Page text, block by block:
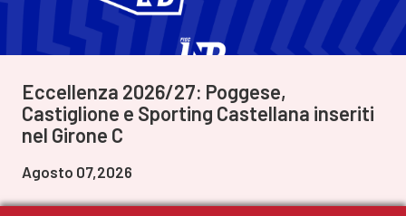
Eccellenza 2026/27: Poggese,
Castiglione e Sporting Castellana inseriti
nel Girone C
Agosto 07,2026